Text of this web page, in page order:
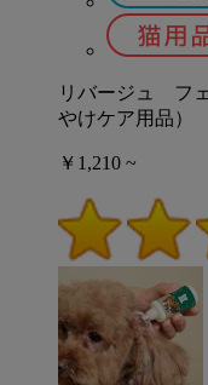
リバージュ フ
やけケア用品）
￥1,210 ~